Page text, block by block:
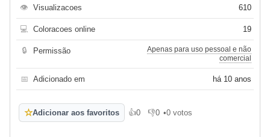
👁 Visualizacoes 610
💻 Coloracoes online 19
🔒 Permissão
Apenas para uso pessoal e não
comercial
📅 Adicionado em há 10 anos
☆Adicionar aos favoritos 👍0
Gosto 👎0
Não gosto
•0 votos